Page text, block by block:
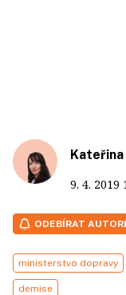
9. 4. 2019
ODEBÍRAT
ministerstvo dopravy
demise